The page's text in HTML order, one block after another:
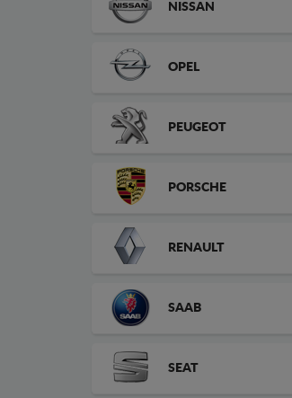
NISSAN
OPEL
PEUGEOT
PORSCHE
RENAULT
SAAB
SEAT